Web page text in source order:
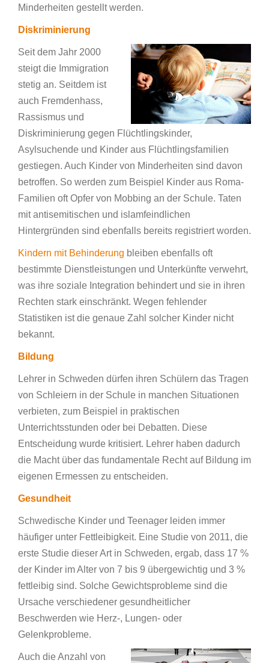
Minderheiten gestellt werden.
Diskriminierung
Seit dem Jahr 2000
steigt die Immigration
stetig an. Seitdem ist
auch Fremdenhass,
Rassismus und
Diskriminierung gegen Flüchtlingskinder,
Asylsuchende und Kinder aus Flüchtlingsfamilien
gestiegen. Auch Kinder von Minderheiten sind davon
betroffen. So werden zum Beispiel Kinder aus Roma-
Familien oft Opfer von Mobbing an der Schule. Taten
mit antisemitischen und islamfeindlichen
Hintergründen sind ebenfalls bereits registriert worden.
Kindern mit Behinderung bleiben ebenfalls oft
bestimmte Dienstleistungen und Unterkünfte verwehrt,
was ihre soziale Integration behindert und sie in ihren
Rechten stark einschränkt. Wegen fehlender
Statistiken ist die genaue Zahl solcher Kinder nicht
bekannt.
Bildung
Lehrer in Schweden dürfen ihren Schülern das Tragen
von Schleiern in der Schule in manchen Situationen
verbieten, zum Beispiel in praktischen
Unterrichtsstunden oder bei Debatten. Diese
Entscheidung wurde kritisiert. Lehrer haben dadurch
die Macht über das fundamentale Recht auf Bildung im
eigenen Ermessen zu entscheiden.
Gesundheit
Schwedische Kinder und Teenager leiden immer
häufiger unter Fettleibigkeit. Eine Studie von 2011, die
erste Studie dieser Art in Schweden, ergab, dass 17 %
der Kinder im Alter von 7 bis 9 übergewichtig und 3 %
fettleibig sind. Solche Gewichtsprobleme sind die
Ursache verschiedener gesundheitlicher
Beschwerden wie Herz-, Lungen- oder
Gelenkprobleme.
Auch die Anzahl von